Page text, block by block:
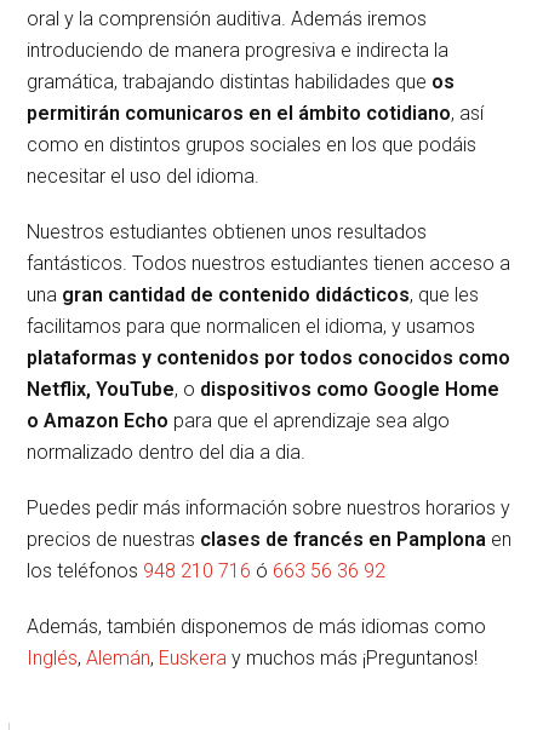
oral y la comprensión auditiva. Además iremos
introduciendo de manera progresiva e indirecta la
gramática, trabajando distintas habilidades que os
permitirán comunicaros en el ámbito cotidiano, así
como en distintos grupos sociales en los que podáis
necesitar el uso del idioma.
Nuestros estudiantes obtienen unos resultados
fantásticos. Todos nuestros estudiantes tienen acceso a
una gran cantidad de contenido didácticos, que les
facilitamos para que normalicen el idioma, y usamos
plataformas y contenidos por todos conocidos como
Netflix, YouTube, o dispositivos como Google Home
o Amazon Echo para que el aprendizaje sea algo
normalizado dentro del dia a dia.
Puedes pedir más información sobre nuestros horarios y
precios de nuestras clases de francés en Pamplona en
los teléfonos 948 210 716 ó 663 56 36 92
Además, también disponemos de más idiomas como
Inglés,Alemán, Euskera y muchos más ¡Preguntanos!